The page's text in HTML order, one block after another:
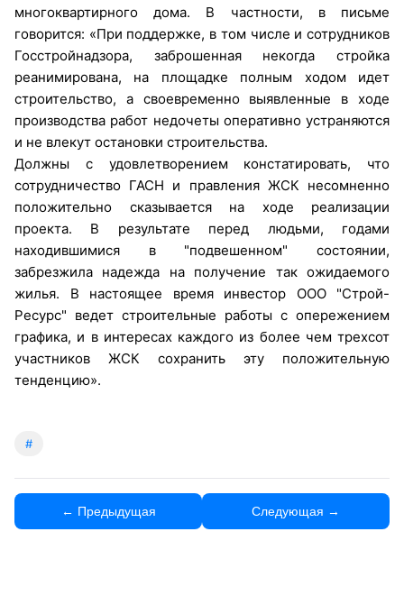
многоквартирного дома. В частности, в письме
говорится: «При поддержке, в том числе и сотрудников
Госстройнадзора, заброшенная некогда стройка
реанимирована, на площадке полным ходом идет
строительство, а своевременно выявленные в ходе
производства работ недочеты оперативно устраняются
и не влекут остановки строительства.
Должны с удовлетворением констатировать, что
сотрудничество ГАСН и правления ЖСК несомненно
положительно сказывается на ходе реализации
проекта. В результате перед людьми, годами
находившимися в "подвешенном" состоянии,
забрезжила надежда на получение так ожидаемого
жилья. В настоящее время инвестор ООО "Строй-
Ресурс" ведет строительные работы с опережением
графика, и в интересах каждого из более чем трехсот
участников ЖСК сохранить эту положительную
тенденцию».
#
← Предыдущая Следующая →